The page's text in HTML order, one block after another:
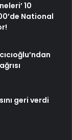
10
National
geri verdi